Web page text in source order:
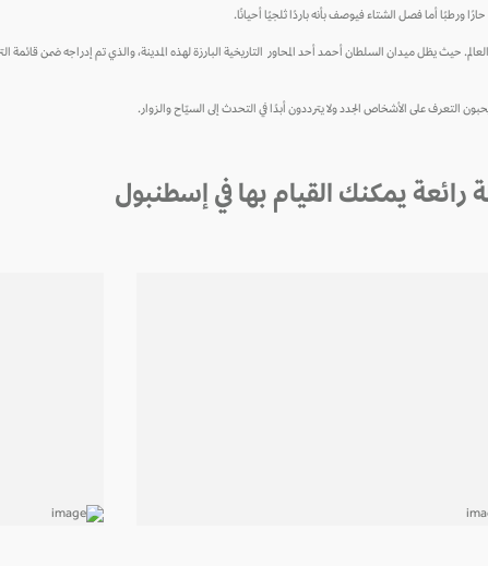
ورطبًا أما فصل الشتاء فيوصف بأنه باردًا ثلجيًا أحيانًا.
شعبية في العالم. حيث يظل ميدان السلطان أحمد أحد المحاور التاريخية البارزة لهذه المدينة، والذي تم إدراجه ضمن
التعرف على الأشخاص الجدد ولا يترددون أبدًا في التحدث إلى السيّاح والزوار.
رائعة يمكنك القيام بها في إسطنبول